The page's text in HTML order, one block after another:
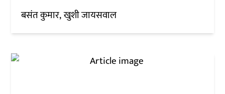
बसंत कुमार खुशी जायसवाल